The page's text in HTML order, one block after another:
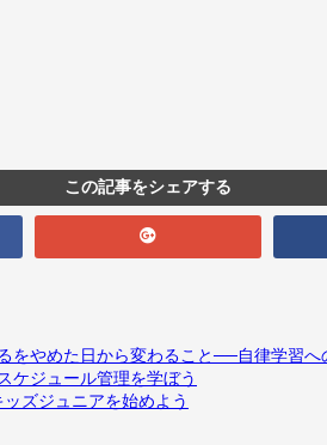
この記事をシェアする
をやめた日から変わること──自律学習へ
ケジュール管理を学ぼう
ズジュニアを始めよう